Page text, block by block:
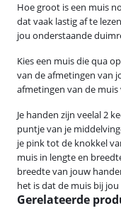
Hoe groot is een muis
dat vaak lastig af te
jou onderstaande
Kies een muis die qua
van de afmetingen van
afmetingen van de
Je handen zijn veelal 2
puntje van je
je pink tot de knokkel
muis in lengte en
breedte van jouw
het is dat de muis bij
Gerelateerde